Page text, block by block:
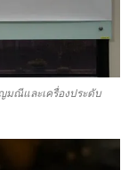
มณีและเครื่องประดับ